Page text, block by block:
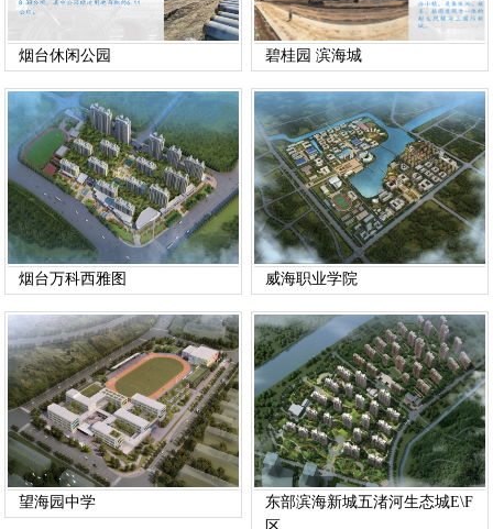
烟台休闲公园 碧桂园 滨海城
烟台万科西雅图 威海职业学院
望海园中学
东部滨海新城五渚河生态城E\F